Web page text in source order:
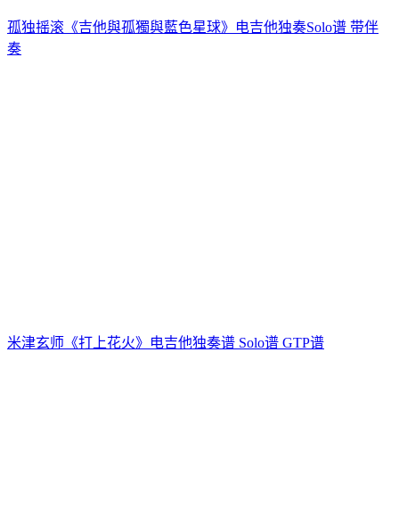
孤独摇滚《吉他與孤獨與藍色星球》电吉他独奏Solo谱 带伴
奏
米津玄师《打上花火》电吉他独奏谱 Solo谱 GTP谱